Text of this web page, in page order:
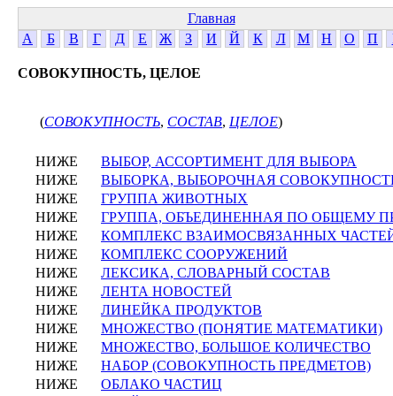
Главная
А
Б В Г Д Е Ж З И Й К Л М Н О П
СОВОКУПНОСТЬ, ЦЕЛОЕ
(СОВОКУПНОСТЬ, СОСТАВ, ЦЕЛОЕ)
НИЖЕ
ВЫБОР, АССОРТИМЕНТ ДЛЯ ВЫБОРА
НИЖЕ
ВЫБОРКА, ВЫБОРОЧНАЯ
НИЖЕ
ГРУППА ЖИВОТНЫХ
НИЖЕ
ГРУППА, ОБЪЕДИНЕННАЯ ПО ОБЩЕМУ
НИЖЕ
КОМПЛЕКС ВЗАИМОСВЯЗАННЫХ
НИЖЕ
КОМПЛЕКС СООРУЖЕНИЙ
НИЖЕ
ЛЕКСИКА, СЛОВАРНЫЙ СОСТАВ
НИЖЕ
ЛЕНТА НОВОСТЕЙ
НИЖЕ
ЛИНЕЙКА ПРОДУКТОВ
НИЖЕ
МНОЖЕСТВО (ПОНЯТИЕ МАТЕМАТИКИ)
НИЖЕ
МНОЖЕСТВО, БОЛЬШОЕ КОЛИЧЕСТВО
НИЖЕ
НАБОР (СОВОКУПНОСТЬ ПРЕДМЕТОВ)
НИЖЕ
ОБЛАКО ЧАСТИЦ